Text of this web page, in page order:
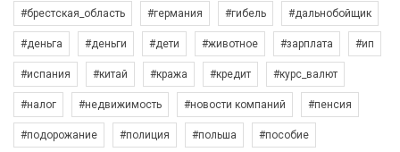
#брестская_область #германия #гибель #дальнобойщик
#деньга #деньги #дети #животное #зарплата #ип
#испания #китай #кража #кредит #курс_валют
#налог #недвижимость #новости компаний #пенсия
#подорожание #полиция #польша #пособие